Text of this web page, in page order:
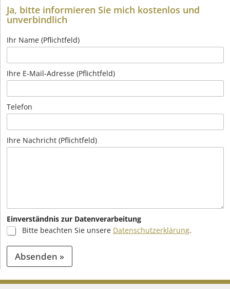
Ja, bitte informieren Sie mich kostenlos und
unverbindlich
Ihr Name (Pflichtfeld)
Ihre E-Mail-Adresse (Pflichtfeld)
Telefon
Ihre Nachricht (Pflichtfeld)
Einverständnis zur Datenverarbeitung
Bitte beachten Sie unsere Datenschutzerklärung.
Absenden »